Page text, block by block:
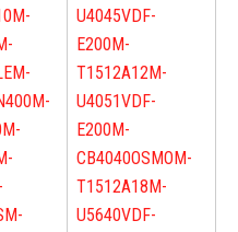
M-
M-
M-
M-
M-
U4045VDF-
E200 M-
T1512A12 M-
U4051VDF-
E200 M-
CB4040OSMO M-
T1512A18 M-
U5640VDF-